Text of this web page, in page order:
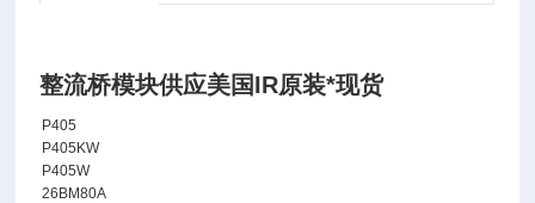
整流桥模块供应美国IR原装*现货
P405
P405KW
P405W
26BM80A